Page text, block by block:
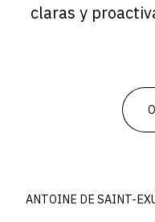
claras y
ANTOINE DE SAINT-